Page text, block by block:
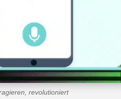
revolutioniert